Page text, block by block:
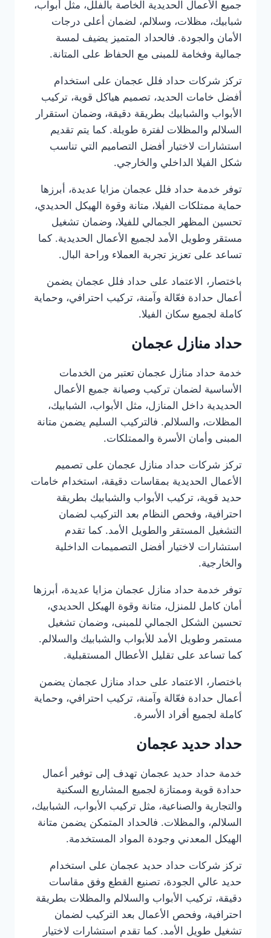
جميع الأعمال الحديدية الخاصة بالفلل، مثل أبواب،
شبابيك، مظلات، وسلالم، لضمان أعلى درجات
الأمان والجودة. فالحداد المتميز يضيف لمسة
جمالية وفخامة للمبنى مع الحفاظ على المتانة.
تركز شركات حداد فلل عجمان على استخدام
أفضل خامات الحديد، تصميم هياكل قوية، تركيب
الأبواب والشبابيك بطريقة دقيقة، وضمان استقرار
السلالم والمظلات لفترة طويلة. كما يتم تقديم
استشارات لاختيار أفضل التصاميم التي تناسب
شكل الفيلا الداخلي والخارجي.
توفر خدمة حداد فلل عجمان مزايا عديدة، أبرزها
حماية ممتلكات الفيلا، متانة وقوة الهيكل الحديدي،
تحسين المظهر الجمالي للفيلا، وضمان تشغيل
مستقر وطويل الأمد لجميع الأعمال الحديدية. كما
تساعد على تعزيز تجربة العملاء وراحة البال.
باختصار، الاعتماد على حداد فلل عجمان يضمن
أعمال حدادة فعّالة وآمنة، تركيب احترافي، وحماية
كاملة لجميع سكان الفيلا.
حداد منازل عجمان
خدمة حداد منازل عجمان تعتبر من الخدمات
الأساسية لضمان تركيب وصيانة جميع الأعمال
الحديدية داخل المنازل، مثل الأبواب، الشبابيك،
المظلات، والسلالم. فالتركيب السليم يضمن متانة
المبنى وأمان الأسرة والممتلكات.
تركز شركات حداد منازل عجمان على تصميم
الأعمال الحديدية بمقاسات دقيقة، استخدام خامات
حديد قوية، تركيب الأبواب والشبابيك بطريقة
احترافية، وفحص النظام بعد التركيب لضمان
التشغيل المستقر والطويل الأمد. كما تقدم
استشارات لاختيار أفضل التصميمات الداخلية
والخارجية.
توفر خدمة حداد منازل عجمان مزايا عديدة، أبرزها
أمان كامل للمنزل، متانة وقوة الهيكل الحديدي،
تحسين الشكل الجمالي للمبنى، وضمان تشغيل
مستمر وطويل الأمد للأبواب والشبابيك والسلالم.
كما تساعد على تقليل الأعطال المستقبلية.
باختصار، الاعتماد على حداد منازل عجمان يضمن
أعمال حدادة فعّالة وآمنة، تركيب احترافي، وحماية
كاملة لجميع أفراد الأسرة.
حداد حديد عجمان
خدمة حداد حديد عجمان تهدف إلى توفير أعمال
حدادة قوية وممتازة لجميع المشاريع السكنية
والتجارية والصناعية، مثل تركيب الأبواب، الشبابيك،
السلالم، والمظلات. فالحداد المتمكن يضمن متانة
الهيكل المعدني وجودة المواد المستخدمة.
تركز شركات حداد حديد عجمان على استخدام
حديد عالي الجودة، تصنيع القطع وفق مقاسات
دقيقة، تركيب الأبواب والسلالم والمظلات بطريقة
احترافية، وفحص الأعمال بعد التركيب لضمان
تشغيل طويل الأمد. كما تقدم استشارات لاختيار